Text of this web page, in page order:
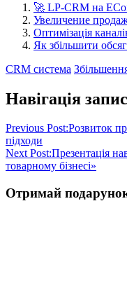
🚀 LP-CRM на
Увеличение
Оптимізація
Як збільшити
CRM система
Навігація
Previous Post:Розвиток
підходи
Next Post:Презентація
товарному бізнесі»
Отримай